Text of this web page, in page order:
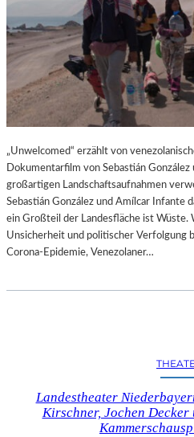
„Unwelcomed“ erzählt von
Dokumentarfilm von Sebastián
großartigen Landschaftsaufnahmen
Sebastián González und Amílcar Infante
ein Großteil der Landesfläche ist Wüste.
Unsicherheit und politischer Verfolgung
Corona-Epidemie, Venezolaner…
Landestheater
Kirschner, Jochen Decker